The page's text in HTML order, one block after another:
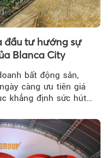
đầu tư hướng sự
Blanca City
bất động sản,
càng ưu tiên giá
khẳng định sức hút